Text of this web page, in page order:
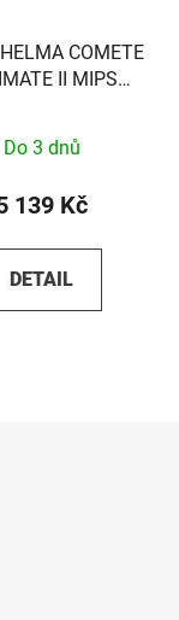
COMETE
II MIPS
Do 3 dnů
139 Kč
DETAIL